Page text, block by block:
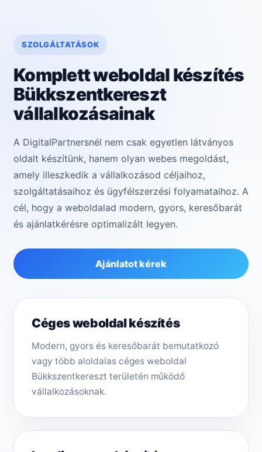
SZOLGÁLTATÁSOK
Komplett weboldal készítés
Bükkszentkereszt
vállalkozásainak
A DigitalPartnersnél nem csak egyetlen látványos
oldalt készítünk, hanem olyan webes megoldást,
amely illeszkedik a vállalkozásod céljaihoz,
szolgáltatásaihoz és ügyfélszerzési folyamataihoz. A
cél, hogy a weboldalad modern, gyors, keresőbarát
és ajánlatkérésre optimalizált legyen.
Ajánlatot kérek
Céges weboldal készítés
Modern, gyors és keresőbarát bemutatkozó
vagy több aloldalas céges weboldal
Bükkszentkereszt területén működő
vállalkozásoknak.